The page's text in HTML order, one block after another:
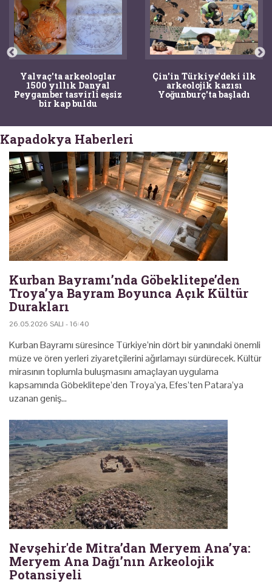
Yalvaç'ta arkeologlar
1500 yıllık Danyal
Peygamber tasvirli eşsiz
bir kap buldu
Çin'in Türkiye'deki ilk
arkeolojik kazısı
Yoğunburç'ta başladı
Kapadokya Haberleri
Kurban Bayramı’nda Göbeklitepe’den
Troya’ya Bayram Boyunca Açık Kültür
Durakları
26.05.2026 SALI - 16:40
Kurban Bayramı süresince Türkiye’nin dört bir yanındaki önemli
müze ve ören yerleri ziyaretçilerini ağırlamayı sürdürecek. Kültür
mirasının toplumla buluşmasını amaçlayan uygulama
kapsamında Göbeklitepe’den Troya’ya, Efes’ten Patara’ya
uzanan geniş…
Nevşehir'de Mitra’dan Meryem Ana’ya:
Meryem Ana Dağı’nın Arkeolojik
Potansiyeli